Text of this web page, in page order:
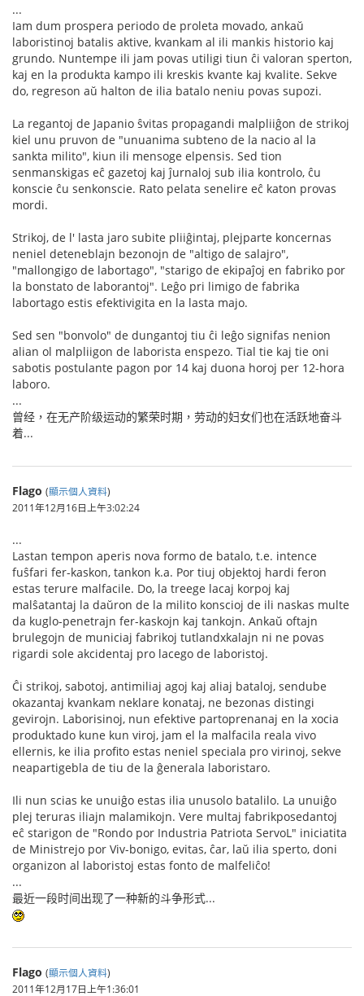
...
Iam dum prospera periodo de proleta movado, ankaŭ
laboristinoj batalis aktive, kvankam al ili mankis historio kaj
grundo. Nuntempe ili jam povas utiligi tiun ĉi valoran sperton,
kaj en la produkta kampo ili kreskis kvante kaj kvalite. Sekve
do, regreson aŭ halton de ilia batalo neniu povas supozi.
La regantoj de Japanio ŝvitas propagandi malpliiĝon de strikoj
kiel unu pruvon de "unuanima subteno de la nacio al la
sankta milito", kiun ili mensoge elpensis. Sed tion
senmanskigas eĉ gazetoj kaj ĵurnaloj sub ilia kontrolo, ĉu
konscie ĉu senkonscie. Rato pelata senelire eĉ katon provas
mordi.
Strikoj, de l' lasta jaro subite pliiĝintaj, plejparte koncernas
neniel deteneblajn bezonojn de "altigo de salajro",
"mallongigo de labortago", "starigo de ekipaĵoj en fabriko por
la bonstato de laborantoj". Leĝo pri limigo de fabrika
labortago estis efektivigita en la lasta majo.
Sed sen "bonvolo" de dungantoj tiu ĉi leĝo signifas nenion
alian ol malpliigon de laborista enspezo. Tial tie kaj tie oni
sabotis postulante pagon por 14 kaj duona horoj per 12-hora
laboro.
...
曾经，在无产阶级运动的繁荣时期，劳动的妇女们也在活跃地奋斗
着...
Flago (顯示個人資料)
2011年12月16日上午3:02:24
...
Lastan tempon aperis nova formo de batalo, t.e. intence
fuŝfari fer-kaskon, tankon k.a. Por tiuj objektoj hardi feron
estas terure malfacile. Do, la treege lacaj korpoj kaj
malŝatantaj la daŭron de la milito konscioj de ili naskas multe
da kuglo-penetrajn fer-kaskojn kaj tankojn. Ankaŭ oftajn
brulegojn de municiaj fabrikoj tutlandxkalajn ni ne povas
rigardi sole akcidentaj pro lacego de laboristoj.
Ĉi strikoj, sabotoj, antimiliaj agoj kaj aliaj bataloj, sendube
okazantaj kvankam neklare konataj, ne bezonas distingi
gevirojn. Laborisinoj, nun efektive partoprenanaj en la xocia
produktado kune kun viroj, jam el la malfacila reala vivo
ellernis, ke ilia profito estas neniel speciala pro virinoj, sekve
neapartigebla de tiu de la ĝenerala laboristaro.
Ili nun scias ke unuiĝo estas ilia unusolo batalilo. La unuiĝo
plej teruras iliajn malamikojn. Vere multaj fabrikposedantoj
eĉ starigon de "Rondo por Industria Patriota ServoL" iniciatita
de Ministrejo por Viv-bonigo, evitas, ĉar, laŭ ilia sperto, doni
organizon al laboristoj estas fonto de malfeliĉo!
...
最近一段时间出现了一种新的斗争形式...
Flago (顯示個人資料)
2011年12月17日上午1:36:01